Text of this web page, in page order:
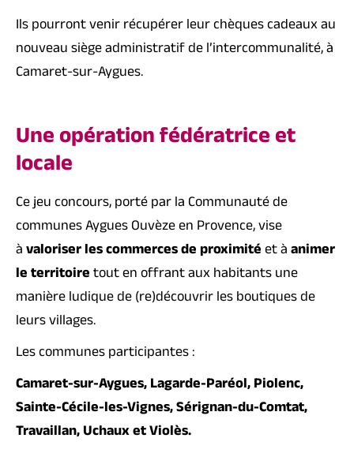
Ils pourront venir récupérer leur chèques cadeaux au
nouveau siège administratif de l’intercommunalité, à
Camaret-sur-Aygues.
Une opération fédératrice et
locale
Ce jeu concours, porté par la Communauté de
communes Aygues Ouvèze en Provence, vise
àvaloriser les commerces de proximitéet àanimer
le territoiretout en offrant aux habitants une
manière ludique de (re)découvrir les boutiques de
leurs villages.
Les communes participantes :
Camaret-sur-Aygues, Lagarde-Paréol, Piolenc,
Sainte-Cécile-les-Vignes, Sérignan-du-Comtat,
Travaillan, Uchaux et Violès.